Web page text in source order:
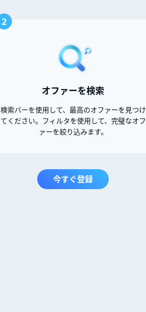
2
オファーを検索
検索バーを使用して、最高のオファーを見つけ
てください。フィルタを使用して、完璧なオフ
ァーを絞り込みます。
今すぐ登録